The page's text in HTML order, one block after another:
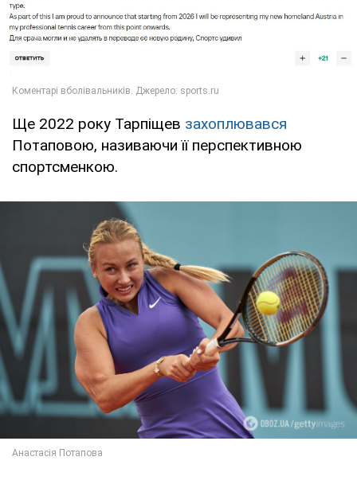
Ще 2022 року Тарпіщев захоплювався
Потаповою, називаючи її перспективною
спортсменкою.